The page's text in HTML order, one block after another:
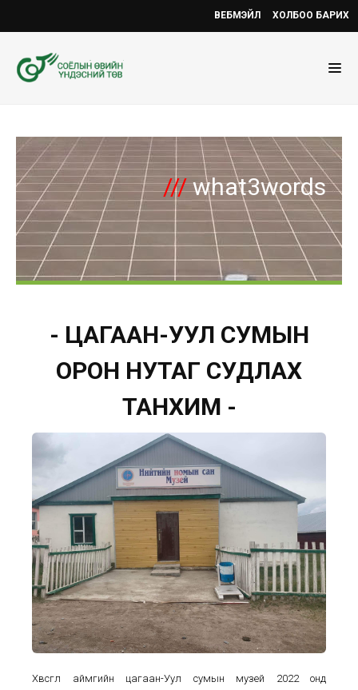
ВЕБМЭЙЛ ХОЛБОО БАРИХ
///what3words
- ЦАГААН-УУЛ СУМЫН
ОРОН НУТАГ СУДЛАХ
ТАНХИМ -
Хөвсгөл аймгийн цагаан-Уул сумын музей 2022 онд